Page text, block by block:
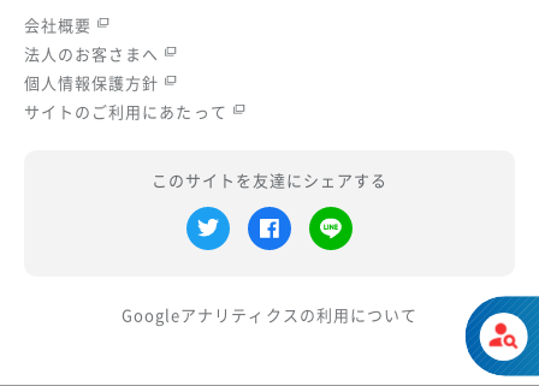
会社概要
法人のお客さまへ
個人情報保護方針
サイトのご利用にあたって
このサイトを友達にシェアする
Googleアナリティクスの利用について